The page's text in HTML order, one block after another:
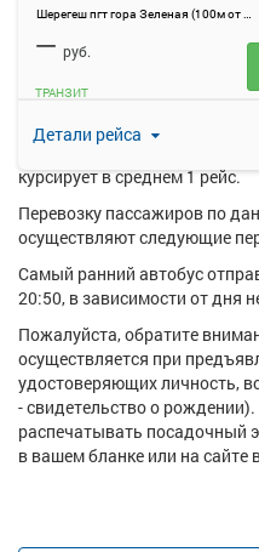
Шерегеш пгт гора Зеленая (100м от ул Снежная 8/2), 100м от ул Снежная 8/2
Детали рейса
— руб.
ТРАНЗИТ
На данной странице вы
купить билет онлайн на
(100м от ул Снежная 8/2) - АВ
Главный.
Ежедневно по маршруту
Снежная 8/2) - АВ
курсирует в среднем 1 рейс.
Перевозку пассажиров по
осуществляют следующие
Самый ранний автобус
20:50, в зависимости от дня
Пожалуйста, обратите
осуществляется при
удостоверяющих личность,
- свидетельство о
распечатывать посадочный
в вашем бланке или на